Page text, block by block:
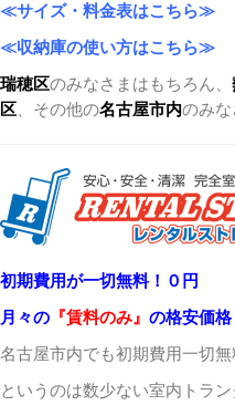
≪サイズ・料金表はこちら≫
≪収納庫の使い方はこちら≫
瑞穂区のみなさまはもちろん、
区 、その他の名古屋市内のみな
初期費用が一切無料！０円
月々の 『賃料のみ』の格安価格
名古屋市内でも初期費用一切
というのは数少ない室内トラ